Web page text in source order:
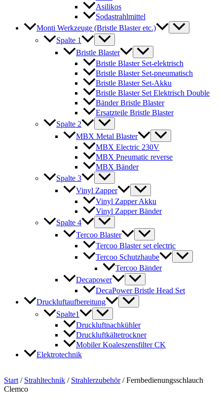
Asilikos
Sodastrahlmittel
Monti Werkzeuge (Bristle Blaster etc.)
Spalte 1
Bristle Blaster
Bristle Blaster Set-elektrisch
Bristle Blaster Set-pneumatisch
Bristle Blaster Set-Akku
Bristle Blaster Set Elektrisch Double
Bänder Bristle Blaster
Ersatzteile Bristle Blaster
Spalte 2
MBX Metal Blaster
MBX Electric 230V
MBX Pneumatic reverse
MBX Bänder
Spalte 3
Vinyl Zapper
Vinyl Zapper Akku
Vinyl Zapper Bänder
Spalte 4
Tercoo Blaster
Tercoo Blaster set electric
Tercoo Schutzhaube
Tercoo Bänder
Decapower
DecaPower Bristle Head Set
Druckluftaufbereitung
Spalte1
Druckluftnachkühler
Druckluftkältetrockner
Mobiler Koaleszensfilter CK
Elektrotechnik
Start / Strahltechnik / Strahlerzubehör/ Fernbedienungsschlauch
Clemco